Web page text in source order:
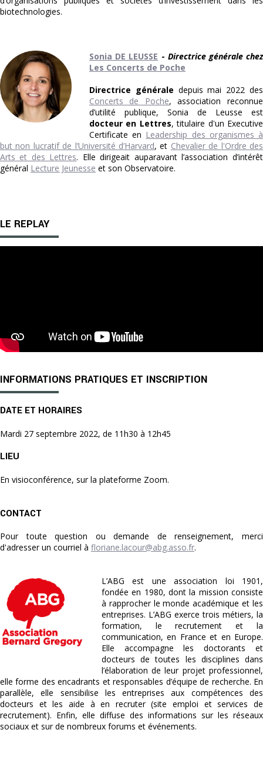
biotechnologies.
Sonia DE LEUSSE - Directrice générale chez
Les Concerts de Poche
Directrice générale depuis mai 2022 des
Concerts de Poche, association reconnue
d’utilité publique, Sonia de Leusse est
docteur en Lettres, titulaire d'un Executive
Certificate en Leadership des organismes à
but non lucratif de l’Université d’Harvard, et Chevalier de l'Ordre des
Arts et des Lettres. Elle dirigeait auparavant l’association d’intérêt
général Lecture Jeunesse et son Observatoire.
LE REPLAY
INFORMATIONS PRATIQUES ET INSCRIPTION
DATE ET HORAIRES
Mardi 27 septembre 2022, de 11h30 à 12h45
LIEU
En visioconférence, sur la plateforme Zoom.
CONTACT
Pour toute question ou demande de renseignement, merci
d'adresser un courriel à floriane.lacour@abg.asso.fr.
L’ABG est une association loi 1901,
fondée en 1980, dont la mission consiste
à rapprocher le monde académique et les
entreprises. L’ABG exerce trois métiers, la
formation, le recrutement et la
communication, en France et en Europe.
Elle accompagne les doctorants et
docteurs de toutes les disciplines dans
l’élaboration de leur projet professionnel,
elle forme des encadrants et responsables d’équipe de recherche. En
parallèle, elle sensibilise les entreprises aux compétences des
docteurs et les aide à en recruter (site emploi et services de
recrutement). Enfin, elle diffuse des informations sur les réseaux
sociaux et sur de nombreux forums et événements.